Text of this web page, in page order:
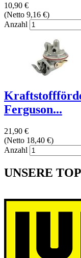
10,90 €
(Netto 9,16 €)
Anzahl
Ferguson...
21,90 €
(Netto 18,40 €)
Anzahl
UNSERE